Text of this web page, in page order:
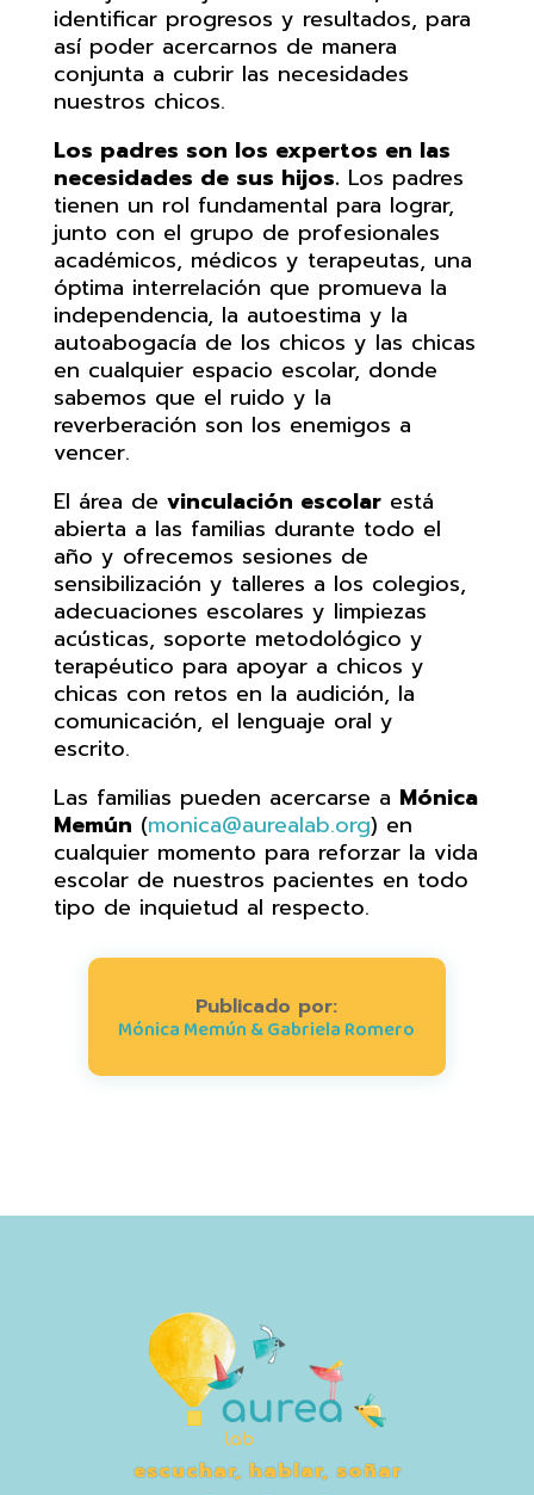
identificar progresos y resultados, para
así poder acercarnos de manera
conjunta a cubrir las necesidades
nuestros chicos.
Los padres son los expertos en las
necesidades de sus hijos. Los padres
tienen un rol fundamental para lograr,
junto con el grupo de profesionales
académicos, médicos y terapeutas, una
óptima interrelación que promueva la
independencia, la autoestima y la
autoabogacía de los chicos y las chicas
en cualquier espacio escolar, donde
sabemos que el ruido y la
reverberación son los enemigos a
vencer.
El área de vinculación escolarestá
abierta a las familias durante todo el
año y ofrecemos sesiones de
sensibilización y talleres a los colegios,
adecuaciones escolares y limpiezas
acústicas, soporte metodológico y
terapéutico para apoyar a chicos y
chicas con retos en la audición, la
comunicación, el lenguaje oral y
escrito.
Las familias pueden acercarse a Mónica
Memún (monica@aurealab.org) en
cualquier momento para reforzar la vida
escolar de nuestros pacientes en todo
tipo de inquietud al respecto.
Publicado por:
Mónica Memún & Gabriela Romero
escuchar, hablar, soñar